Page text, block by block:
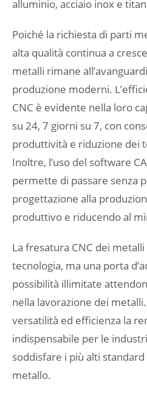
alluminio, acciaio inox e
Poiché la richiesta di parti
alta qualità continua a
metalli rimane
produzione moderni.
CNC è evidente nella loro
su 24, 7 giorni su 7, con
produttività e riduzione dei
Inoltre, l’uso del software
permette di passare senza
progettazione alla
produttivo e riducendo al
La fresatura CNC dei
tecnologia, ma una porta
possibilità illimitate
nella lavorazione dei
versatilità ed efficienza la
indispensabile per le
soddisfare i più alti
metallo.